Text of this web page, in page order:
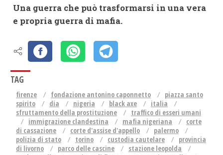
Una guerra che può trasformarsi in una vera
e propria guerra di mafia.
TAG
firenze fondazione antonino caponnetto
piazza santo
spirito
dia nigeria black axe
italia
sfruttamento della prostituzione
traffico di esseri umani
immigrazione clandestina
mafia nigeriana
corte
di cassazione
corte d'assise d'appello
palermo
polizia di stato
torino custodia cautelare
provincia
di livorno
parco delle cascine
stazione leopolda